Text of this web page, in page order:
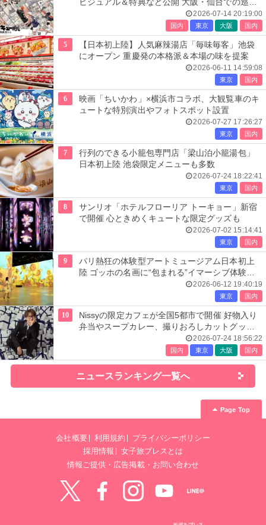
ビジュアル＆特典など公開 大阪・仙台での巡回
2026-07-14 20:19:00
国内 東京 大阪 国内
5
【日本初上陸】人気麻辣湯店「毎味毎客」池袋
にオープン 重慶発の本格派＆本場の味を提案
2026-06-11 14:59:08
東京 国内
6
映画「ちいかわ」×横浜市コラボ、大観覧車のキ
ュートな特別演出やフォトスポット設置
2026-07-27 17:26:27
東京 国内
7
行列のできる小籠包専門店「梁山泊小籠湯包」
日本初上陸 池袋限定メニューも多数
2026-07-24 18:22:41
東京 国内
8
サンリオ「ホテルフローリア トーキョー」新宿
で開催 心ときめくキュートな限定グッズも
2026-07-02 15:14:41
東京 国内
9
パリ熱狂の体験型アートミュージアム日本初上
陸 ゴッホの名画に“包まれる”イマーシブ体験＜
レーヴ・デ・リュミエール＞
2026-06-12 19:40:19
東京 国内
10
Nissyの限定カフェが全国5都市で開催 好物入り
弁当やスープカレー、撮りおろしカットグッズ
2026-07-24 18:56:22
国内 東京 大阪 国内
ニュースランキング一覧へ
Page Top
会社概要 利用規約
プライバシーポリシー
採用情報
女子旅プレスとは
情報ご提供・広告掲載・お問い合わせ